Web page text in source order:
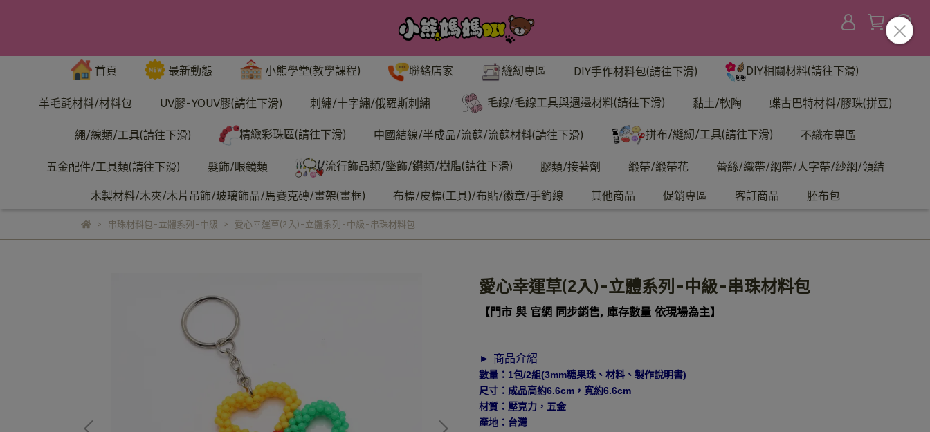
首頁 最新動態 小熊學堂(教學課程) 聯絡店家 縫紉專區 DIY手作材料包(請往下滑) DIY相關材料(請往下滑)
羊毛氈材料/材料包 UV膠-YOUV膠(請往下滑) 刺繡/十字繡/俄羅斯刺繡 毛線/毛線工具與週邊材料(請往下滑) 黏土/軟陶 蝶古巴特材料/膠珠(拼豆)
繩/線類/工具(請往下滑) 精緻彩珠區(請往下滑) 中國結線/半成品/流蘇/流蘇材料(請往下滑) 拼布/縫紉/工具(請往下滑) 不織布專區
五金配件/工具類(請往下滑) 髮飾/眼鏡類 流行飾品類/墜飾/鑽類/樹脂(請往下滑) 膠類/接著劑 緞帶/緞帶花 蕾絲/織帶/網帶/人字帶/紗網/領結
木製材料/木夾/木片吊飾/玻璃飾品/馬賽克磚/畫架(畫框) 布標/皮標(工具)/布貼/徽章/手鉤線 其他商品 促銷專區 客訂商品 胚布包
串珠材料包-立體系列-中級 愛心幸運草(2入)-立體系列-中級-串珠材料包
愛心幸運草(2入)-立體系列-中級-串珠材料包
【門市 與 官網 同步銷售, 庫存數量 依現場為主】
► 商品介紹
數量：1包/2組(3mm糖果珠、材料、製作說明書)
尺寸：成品高約6.6cm，寬約6.6cm
材質：壓克力，五金
產地：台灣